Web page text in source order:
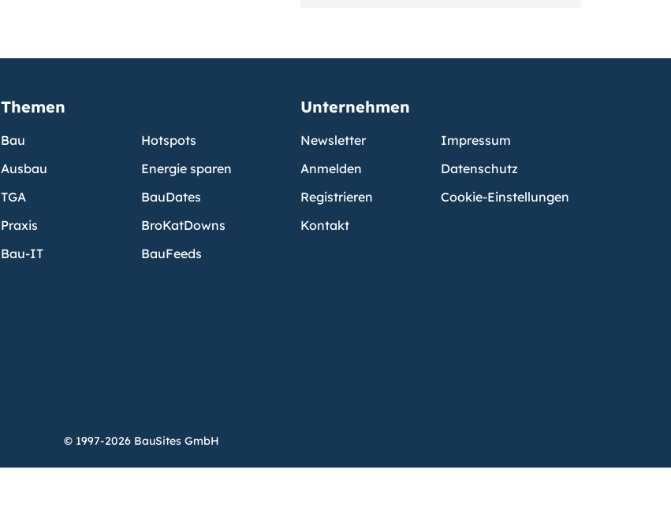
Themen
Bau
Ausbau
TGA
Praxis
Bau-IT
Hotspots
Energie sparen
BauDates
BroKatDowns
BauFeeds
Unternehmen
Newsletter
Anmelden
Registrieren
Kontakt
Impressum
Datenschutz
Cookie-Einstellungen
© 1997-2026 BauSites GmbH